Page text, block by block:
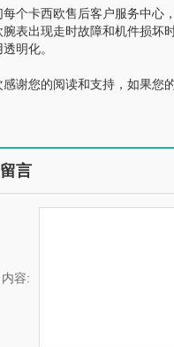
卡西欧售后客户服务中心，
腕表出现走时故障和机件损坏
明化。
您的阅读和支持，如果您的
言
内容: